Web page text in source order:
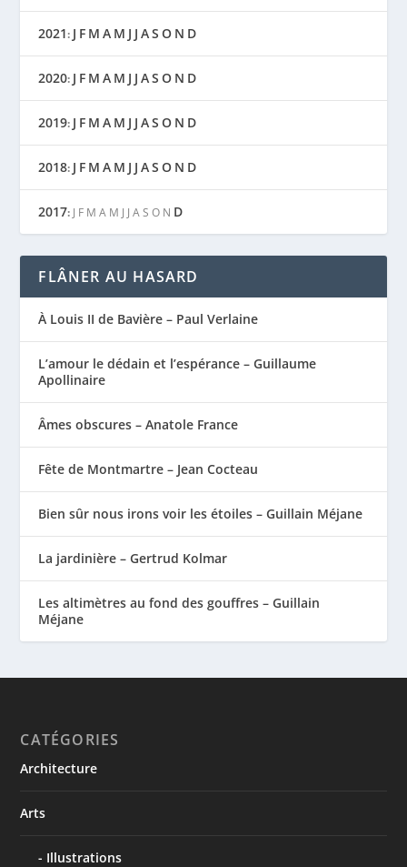
2021: J F M A M J J AS O N D
2020: J F M A M J J AS O N D
2019: J F M A M J J AS O N D
2018: J F M A M J J AS O N D
2017: J F M A M J J A S O N D
FLÂNER AU HASARD
À Louis II de Bavière – Paul Verlaine
L’amour le dédain et l’espérance – Guillaume
Apollinaire
Âmes obscures – Anatole France
Fête de Montmartre – Jean Cocteau
Bien sûr nous irons voir les étoiles – Guillain Méjane
La jardinière – Gertrud Kolmar
Les altimètres au fond des gouffres – Guillain
Méjane
CATÉGORIES
Architecture
Arts
Illustrations